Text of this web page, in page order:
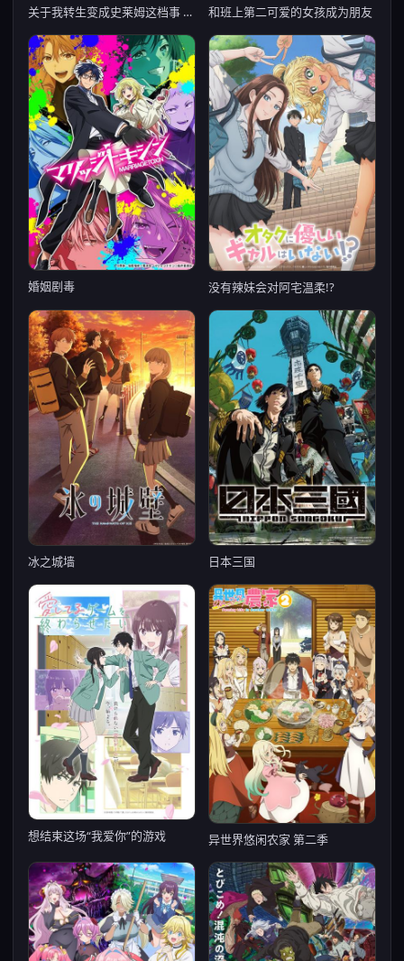
关于我转生变成史莱姆这档事 第四季 和班上第二可爱的女孩成为朋友
婚姻剧毒 没有辣妹会对阿宅温柔!?
冰之城墙 日本三国
想结束这场“我爱你”的游戏 异世界悠闲农家 第二季